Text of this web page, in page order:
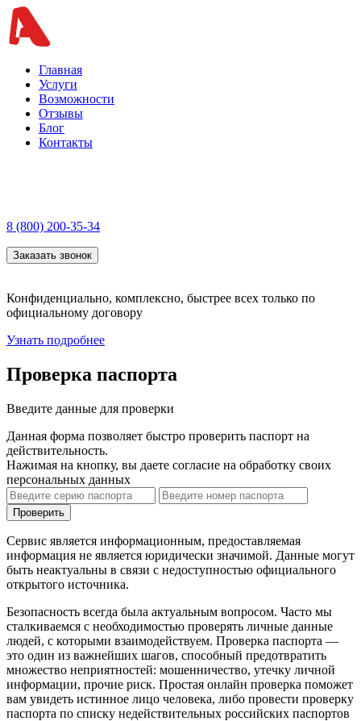
Главная
Услуги
Возможности
Отзывы
Блог
Контакты
8 (800) 200-35-34
Заказать звонок
Конфиденциально, комплексно, быстрее всех только по
официальному договору
Узнать подробнее
Проверка паспорта
Введите данные для проверки
Данная форма позволяет быстро проверить паспорт на
действительность.
Нажимая на кнопку, вы даете согласие на обработку своих
персональных данных
Проверить
Сервис является информационным, предоставляемая
информация не является юридически значимой. Данные могут
быть неактуальны в связи с недоступностью официального
открытого источника.
Безопасность всегда была актуальным вопросом. Часто мы
сталкиваемся с необходимостью проверять личные данные
людей, с которыми взаимодействуем. Проверка паспорта —
это один из важнейших шагов, способный предотвратить
множество неприятностей: мошенничество, утечку личной
информации, прочие риск. Простая онлайн проверка поможет
вам увидеть истинное лицо человека, либо провести проверку
паспорта по списку недействительных российских паспортов